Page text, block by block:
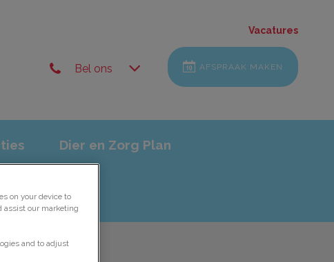
Vacatures
Bel ons AFSPRAAK MAKEN
Dier en Zorg Plan
on your device to
assist our marketing
and to adjust